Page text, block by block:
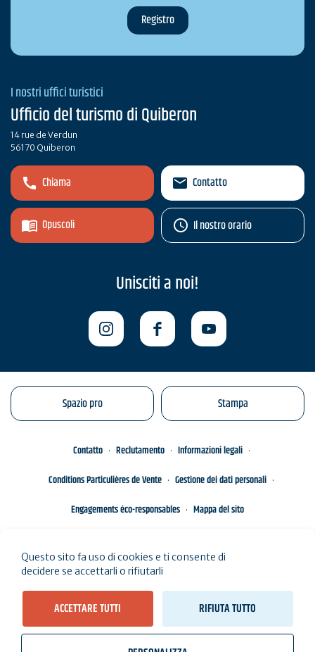
I nostri uffici turistici
Ufficio del turismo di Quiberon
14 rue de Verdun
56170 Quiberon
Chiama
Opuscoli
Contatto
Il nostro orario
Unisciti a noi!
Spazio pro Stampa
Contatto Reclutamento
Informazioni legali
Conditions Particulières de Vente
Gestione dei dati personali
Engagements éco-responsables
Mappa del sito
Questo sito fa uso di cookies e ti consente di
decidere se accettarli o rifiutarli
ACCETTARE TUTTI RIFIUTA TUTTO